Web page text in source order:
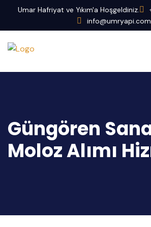
Umar Hafriyat ve Yıkım'a Hoşgeldiniz.
info@umryapi.com
Güngören
Moloz Alımı